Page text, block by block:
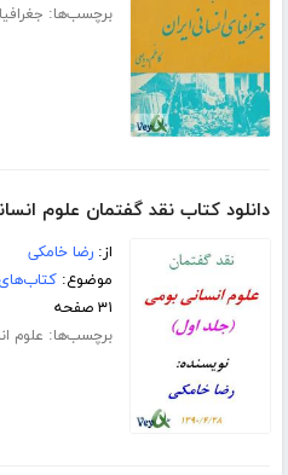
برچسب‌ها: جغرافیا
دانلود کتاب نقد گفتمان علوم
از:رضا خامکی
موضوع:
۳۱ صفحه
برچسب‌ها: علوم